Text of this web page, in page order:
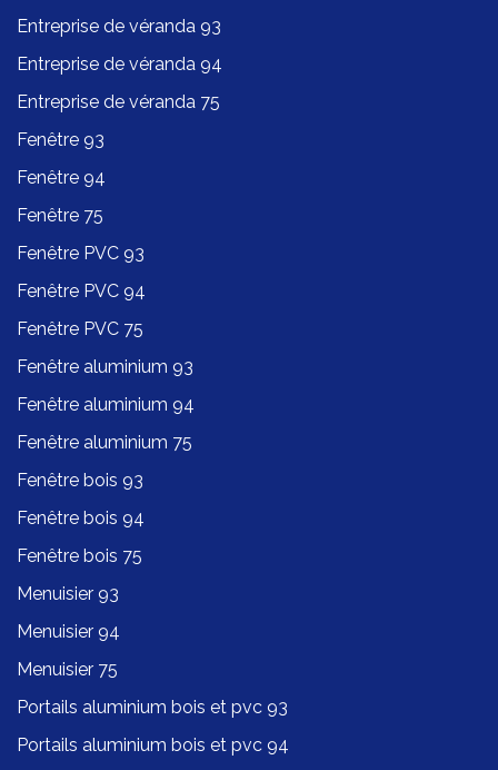
Entreprise de véranda 93
Entreprise de véranda 94
Entreprise de véranda 75
Fenêtre 93
Fenêtre 94
Fenêtre 75
Fenêtre PVC 93
Fenêtre PVC 94
Fenêtre PVC 75
Fenêtre aluminium 93
Fenêtre aluminium 94
Fenêtre aluminium 75
Fenêtre bois 93
Fenêtre bois 94
Fenêtre bois 75
Menuisier 93
Menuisier 94
Menuisier 75
Portails aluminium bois et pvc 93
Portails aluminium bois et pvc 94